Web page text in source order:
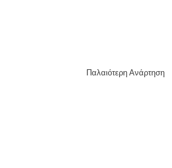
Παλαιότερη Ανάρτηση